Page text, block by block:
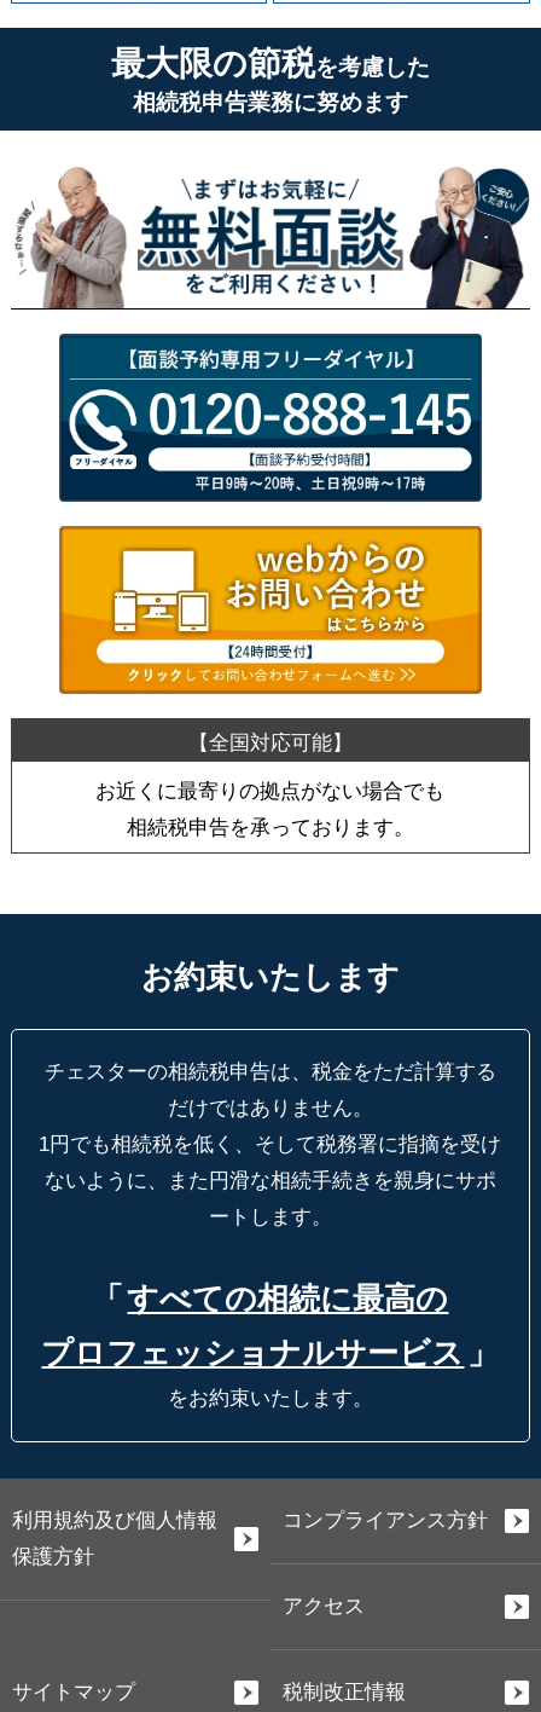
最大限の節税を考慮した
相続税申告業務に努めます
お近くに最寄りの拠点がない場合でも
相続税申告を承っております。
お約束いたします
チェスターの相続税申告は、税金をただ計算する
だけではありません。
1円でも相続税を低く、そして税務署に指摘を受け
ないように、
また円滑な相続手続きを親身にサポ
ートします。
「 すべての相続に最高の
プロフェッショナルサービス 」
をお約束いたします。
利用規約及び個人情報
保護方針
コンプライアンス方針
アクセス
サイトマップ 税制改正情報